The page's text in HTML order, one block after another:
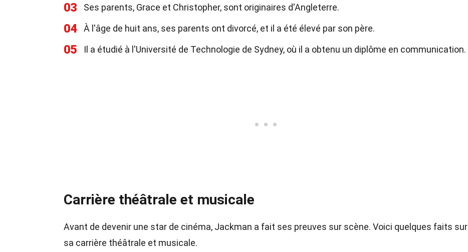
03 Ses parents, Grace et Christopher, sont originaires d'Angleterre.
04 À l'âge de huit ans, ses parents ont divorcé, et il a été élevé par son père.
05 Il a étudié à l'Université de Technologie de Sydney, où il a obtenu un diplôme en communication.
Carrière théâtrale et musicale
Avant de devenir une star de cinéma, Jackman a fait ses preuves sur scène. Voici quelques faits sur
sa carrière théâtrale et musicale.